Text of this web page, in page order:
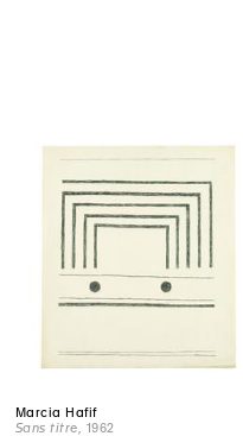
Marcia Hafif
Sans titre , 1962